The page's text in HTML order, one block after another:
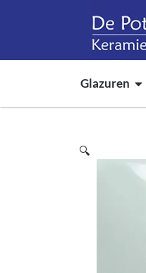
Glazuren
🔍